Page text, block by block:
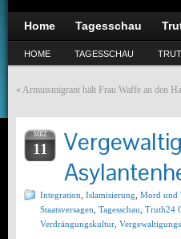
Home Tagesschau
HOME TAGESSCHAU
« Armutsmigrant hält Frau Waffe an den
MRZ
11
Integration Islamisierung Mord und
Staatsversagen Tagesschau Truth24
Verdrängungskultur